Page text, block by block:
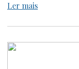
Ler mais